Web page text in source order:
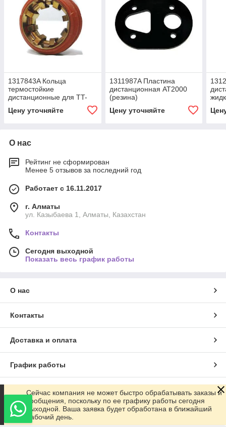
1317843A Кольца
термостойкие
дистанционные для TT-
Цену уточняйте
1311987A Пластина
дистанционная AT2000
(резина)
Цену уточняйте
О нас
Рейтинг не сформирован
Менее 5 отзывов за последний год
Работает с 16.11.2017
г. Алматы
ул. Казыбаева 1, Алматы, Казахстан
Контакты
Сегодня выходной
Показать весь график работы
О нас
Контакты
Доставка и оплата
График работы
Полная версия сайта
Сайт создан на маркетплейсе Satu.kz
Сейчас компания не может быстро обрабатывать заказы и
сообщения, поскольку по ее графику работы сегодня
выходной. Ваша заявка будет обработана в ближайший
рабочий день.